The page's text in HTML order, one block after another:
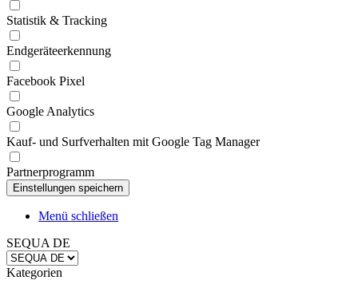
Statistik & Tracking
Endgeräteerkennung
Facebook Pixel
Google Analytics
Kauf- und Surfverhalten mit Google Tag Manager
Partnerprogramm
Menü schließen
SEQUA DE
Kategorien